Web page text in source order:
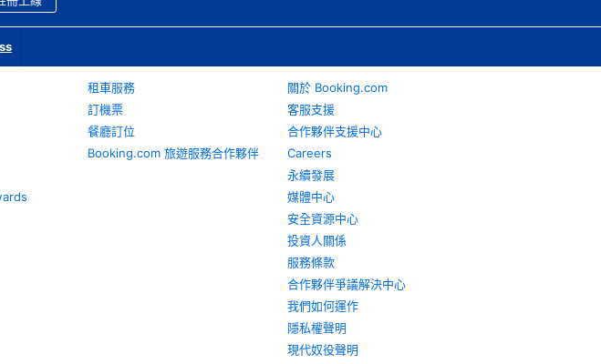
租車服務
訂機票
餐廳訂位
Booking.com 旅遊服務合作夥伴
關於 Booking.com
客服支援
合作夥伴支援中心
Careers
永續發展
媒體中心
安全資源中心
投資人關係
服務條款
合作夥伴爭議解決中心
我們如何運作
隱私權聲明
現代奴役聲明